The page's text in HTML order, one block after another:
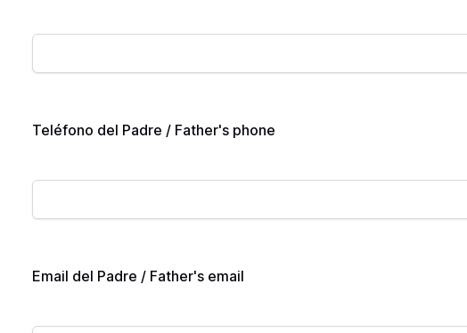
Teléfono del Padre / Father's phone
Email del Padre / Father's email